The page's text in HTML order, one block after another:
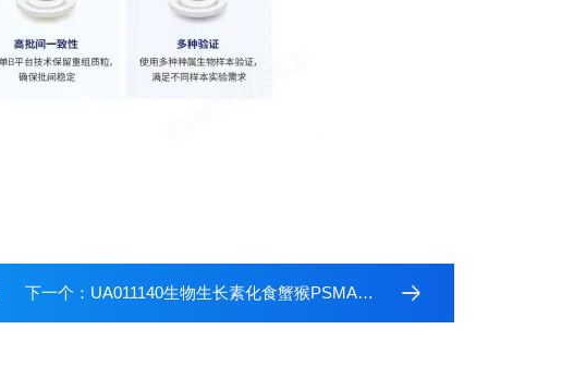
下一个： UA011140生物生长素化食蟹猴PSMA蛋白，His-Avi标签